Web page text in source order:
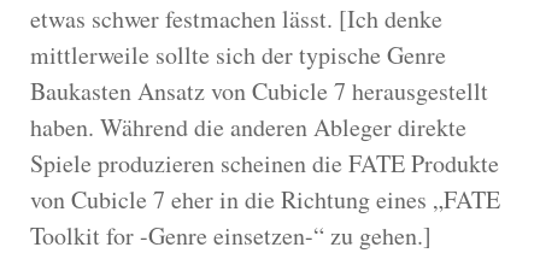
etwas schwer festmachen lässt. [Ich denke
mittlerweile sollte sich der typische Genre
Baukasten Ansatz von Cubicle 7 herausgestellt
haben. Während die anderen Ableger direkte
Spiele produzieren scheinen die FATE Produkte
von Cubicle 7 eher in die Richtung eines „FATE
Toolkit for -Genre einsetzen-“ zu gehen.]